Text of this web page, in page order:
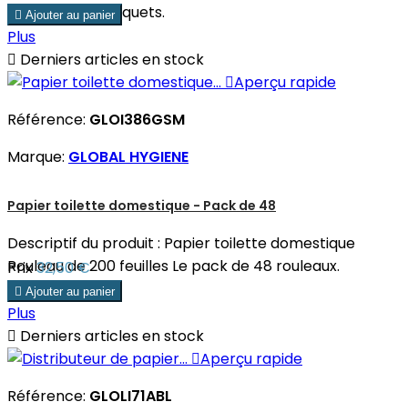
carton de 25 paquets.
 Ajouter au panier
Plus
 Derniers articles en stock
Aperçu rapide
Référence: GLOI386GSM
Marque: GLOBAL HYGIENE
Papier toilette domestique - Pack de 48
Descriptif du produit : Papier toilette domestique
Rouleau de 200 feuilles Le pack de 48 rouleaux.
Prix32,50 €
 Ajouter au panier
Plus
 Derniers articles en stock
Aperçu rapide
Référence: GLOLI71ABL